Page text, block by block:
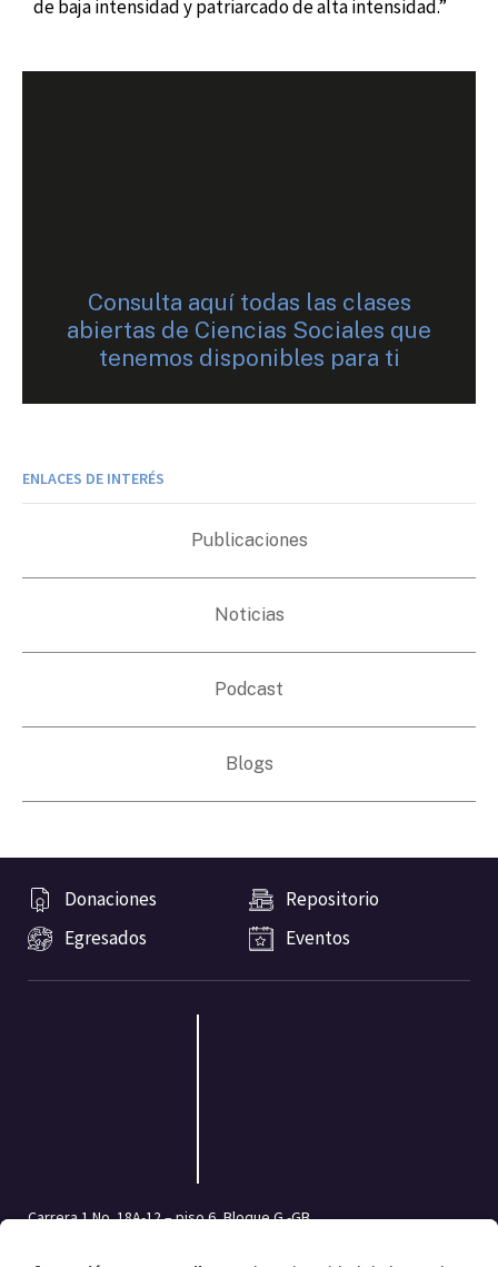
de baja intensidad y patriarcado de alta intensidad.”
Consulta aquí todas las clases
abiertas de Ciencias Sociales que
tenemos disponibles para ti
ENLACES DE INTERÉS
Publicaciones
Noticias
Podcast
Blogs
Donaciones
Repositorio
Egresados
Eventos
Carrera 1 No. 18A-12 – piso 6, Bloque G -GB